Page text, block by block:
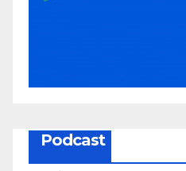
Podcast